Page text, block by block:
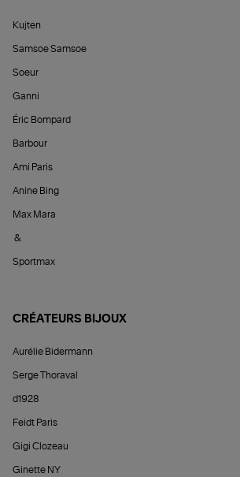
Kujten
Samsoe Samsoe
Soeur
Ganni
Éric Bompard
Barbour
Ami Paris
Anine Bing
Max Mara
&
Sportmax
CRÉATEURS BIJOUX
Aurélie Bidermann
Serge Thoraval
d1928
Feidt Paris
Gigi Clozeau
Ginette NY